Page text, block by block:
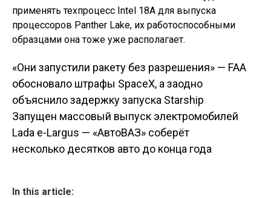
применять техпроцесс Intel 18A для выпуска
процессоров Panther Lake, их работоспособными
образцами она тоже уже располагает.
Навигация по
записям
«Они запустили ракету без разрешения» — FAA
обосновало штрафы SpaceX, а заодно
объяснило задержку запуска Starship
Запущен массовый выпуск электромобилей
Lada e-Largus — «АвтоВАЗ» соберёт
несколько десятков авто до конца года
In this article: